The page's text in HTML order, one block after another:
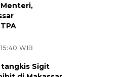
WIB
Sigit